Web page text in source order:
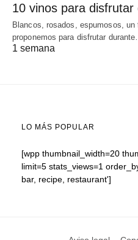
10 vinos para
Blancos, rosados, espumosos,
proponemos para disfrutar durante…
1 semana
LO MÁS POPULAR
[wpp thumbnail_width=20
limit=5 stats_views=1
bar, recipe, restaurant']